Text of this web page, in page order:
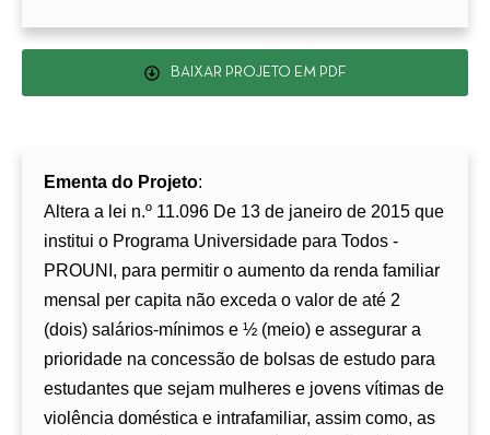
BAIXAR PROJETO EM PDF
Ementa do Projeto:
Altera a lei n.º 11.096 De 13 de janeiro de 2015 que
institui o Programa Universidade para Todos -
PROUNI, para permitir o aumento da renda familiar
mensal per capita não exceda o valor de até 2
(dois) salários-mínimos e ½ (meio) e assegurar a
prioridade na concessão de bolsas de estudo para
estudantes que sejam mulheres e jovens vítimas de
violência doméstica e intrafamiliar, assim como, as